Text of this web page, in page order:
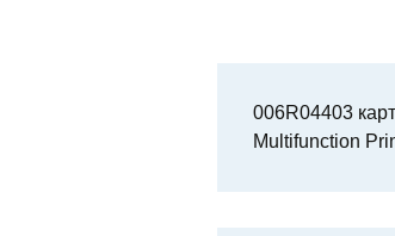
006R04403
Multifunction